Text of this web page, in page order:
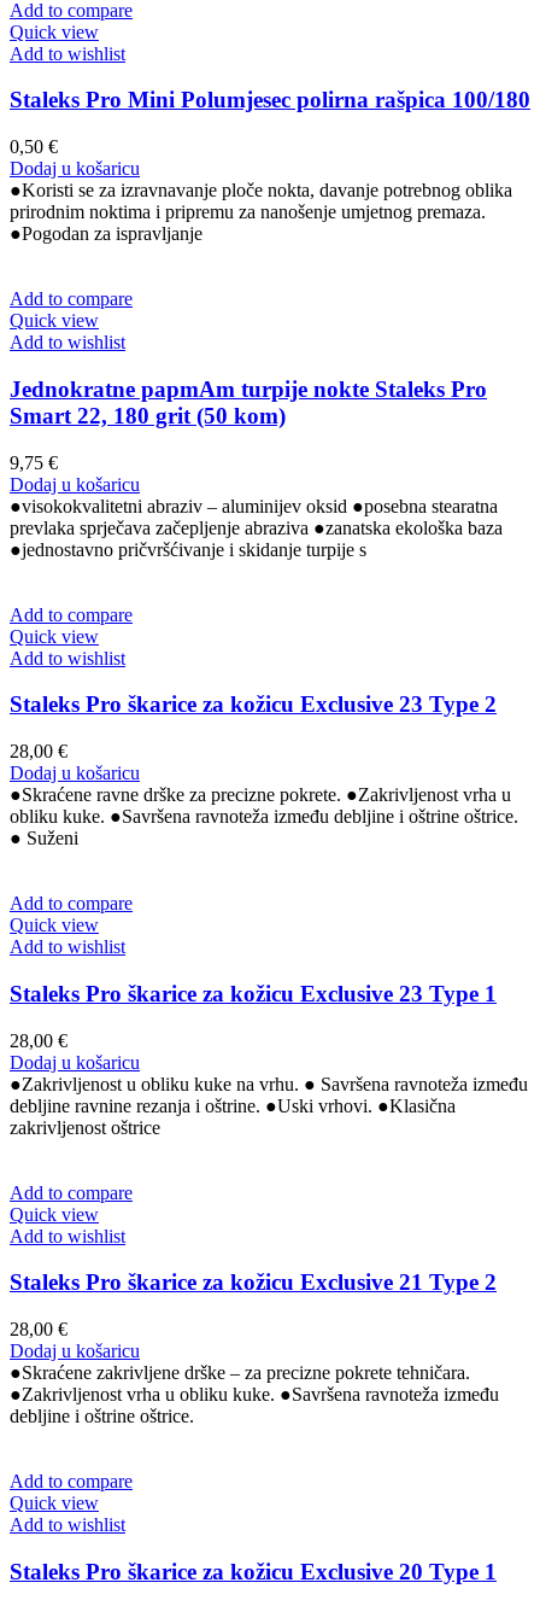
Add to compare
Quick view
Add to wishlist
Staleks Pro Mini Polumjesec polirna rašpica 100/180
0,50 €
Dodaj u košaricu
●Koristi se za izravnavanje ploče nokta, davanje potrebnog oblika
prirodnim noktima i pripremu za nanošenje umjetnog premaza.
●Pogodan za ispravljanje
Add to compare
Quick view
Add to wishlist
Jednokratne papmAm turpije nokte Staleks Pro
Smart 22, 180 grit (50 kom)
9,75 €
Dodaj u košaricu
●visokokvalitetni abraziv – aluminijev oksid ●posebna stearatna
prevlaka sprječava začepljenje abraziva ●zanatska ekološka baza
●jednostavno pričvršćivanje i skidanje turpije s
Add to compare
Quick view
Add to wishlist
Staleks Pro škarice za kožicu Exclusive 23 Type 2
28,00 €
Dodaj u košaricu
●Skraćene ravne drške za precizne pokrete. ●Zakrivljenost vrha u
obliku kuke. ●Savršena ravnoteža između debljine i oštrine oštrice.
● Suženi
Add to compare
Quick view
Add to wishlist
Staleks Pro škarice za kožicu Exclusive 23 Type 1
28,00 €
Dodaj u košaricu
●Zakrivljenost u obliku kuke na vrhu. ● Savršena ravnoteža između
debljine ravnine rezanja i oštrine. ●Uski vrhovi. ●Klasična
zakrivljenost oštrice
Add to compare
Quick view
Add to wishlist
Staleks Pro škarice za kožicu Exclusive 21 Type 2
28,00 €
Dodaj u košaricu
●Skraćene zakrivljene drške – za precizne pokrete tehničara.
●Zakrivljenost vrha u obliku kuke. ●Savršena ravnoteža između
debljine i oštrine oštrice.
Add to compare
Quick view
Add to wishlist
Staleks Pro škarice za kožicu Exclusive 20 Type 1